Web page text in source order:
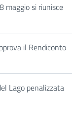
maggio si riunisce
il Rendiconto
Lago penalizzata